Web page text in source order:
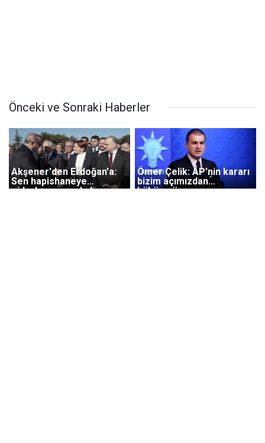
Önceki ve Sonraki Haberler
Akşener'den Erdoğan'a:
Sen hapishaneye
giderken yanında ben
Ömer Çelik: AP'nin kararı
bizim açımızdan
hükümsüz